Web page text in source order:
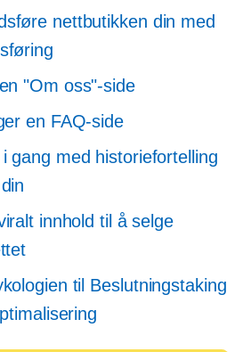
nettbutikken din med
"Om oss"-side
en FAQ-side
gang med historiefortelling
innhold til å selge
til Beslutningstaking